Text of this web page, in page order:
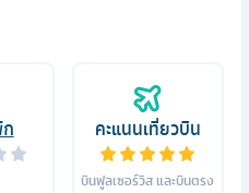
คะแนนเที่ยวบิน
บินฟูลเซอร์วิส และบินตรง